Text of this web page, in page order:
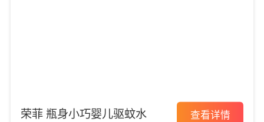
荣菲 瓶身小巧婴儿驱蚊水 查看详情